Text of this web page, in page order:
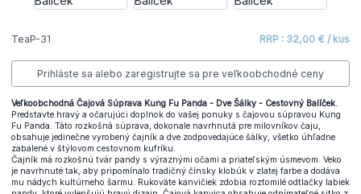
TeaP-31 RRP : 32,00 € / kus
Prihláste sa alebo zaregistrujte sa pre veľkoobchodné ceny
Veľkoobchodná Čajová Súprava Kung Fu Panda - Dve Šálky - Cestovný Balíček.
Predstavte hravý a očarujúci doplnok do vašej ponuky s čajovou súpravou Kung
Fu Panda. Táto rozkošná súprava, dokonale navrhnutá pre milovníkov čaju,
obsahuje jedinečne vyrobený čajník a dve zodpovedajúce šálky, všetko úhľadne
zabalené v štýlovom cestovnom kufríku.
Čajník má rozkošnú tvár pandy s výraznými očami a priateľským úsmevom. Veko
je navrhnuté tak, aby pripomínalo tradičný čínsky klobúk v zlatej farbe a dodáva
mu nádych kultúrneho šarmu. Rukoväte kanvičiek zdobia roztomilé odtlačky labiek